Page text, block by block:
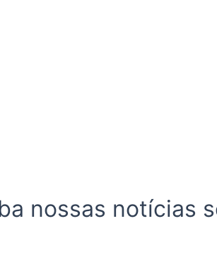
nossas notícias